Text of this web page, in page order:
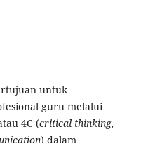
untuk
guru melalui
4C (critical thinking,
) dalam